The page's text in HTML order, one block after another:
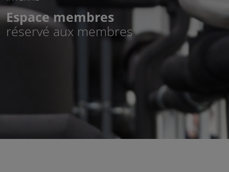
Espace membres
réservé aux membres